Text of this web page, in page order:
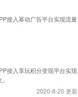
接入幂动广告平台实现流量
接入享玩积分变现平台实现
2020-8-20 更新